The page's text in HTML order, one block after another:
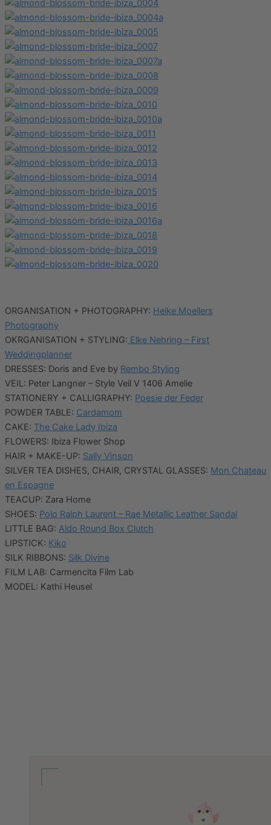
ORGANISATION + PHOTOGRAPHY: Heike Moellers
Photography
OKRGANISATION + STYLING: Elke Nehring – First
Weddingplanner
DRESSES: Doris and Eve by Rembo Styling
VEIL: Peter Langner – Style Veil V 1406 Amelie
STATIONERY + CALLIGRAPHY: Poesie der Feder
POWDER TABLE: Cardamom
CAKE: The Cake Lady Ibiza
FLOWERS: Ibiza Flower Shop
HAIR + MAKE-UP: Sally Vinson
SILVER TEA DISHES, CHAIR, CRYSTAL GLASSES: Mon Chateau
en Espagne
TEACUP: Zara Home
SHOES: Polo Ralph Laurent – Rae Metallic Leather Sandal
LITTLE BAG: Aldo Round Box Clutch
LIPSTICK: Kiko
SILK RIBBONS: Silk Divine
FILM LAB: Carmencita Film Lab
MODEL: Kathi Heusel